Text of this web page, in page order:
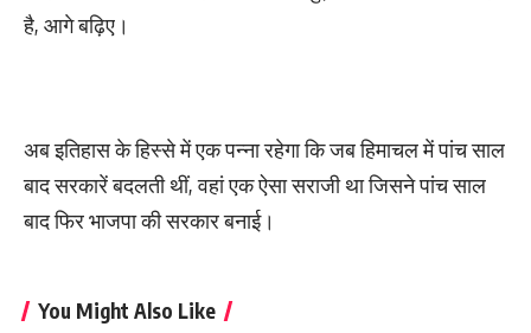
है, आगे बढ़िए।
अब इतिहास के हिस्से में एक पन्ना रहेगा कि जब हिमाचल में पांच साल
बाद सरकारें बदलती थीं, वहां एक ऐसा सराजी था जिसने पांच साल
बाद फिर भाजपा की सरकार बनाई।
You Might Also Like